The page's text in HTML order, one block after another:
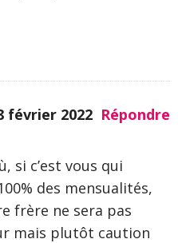
février 2022 Répondre
si c’est vous qui
des mensualités,
frère ne sera pas
mais plutôt caution